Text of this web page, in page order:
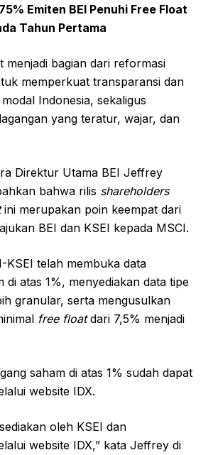
Emiten BEI Penuhi Free Float
Tahun Pertama
menjadi bagian dari reformasi
memperkuat transparansi dan
Indonesia, sekaligus
yang teratur, wajar, dan
Direktur Utama BEI Jeffrey
bahwa rilis shareholders
ini merupakan poin keempat dari
BEI dan KSEI kepada MSCI.
KSEI telah membuka data
di atas 1%, menyediakan data tipe
granular, serta mengusulkan
free floatdari 7,5% menjadi
saham di atas 1% sudah dapat
website IDX.
oleh KSEI dan
website IDX,” kata Jeffrey di